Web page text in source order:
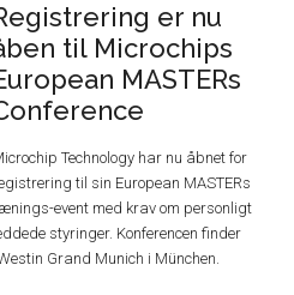
er nu
til Microchips
MASTERs
Technology har nu åbnet for
til sin European MASTERs
event med krav om personligt
styringer. Konferencen finder
Grand Munich i München.